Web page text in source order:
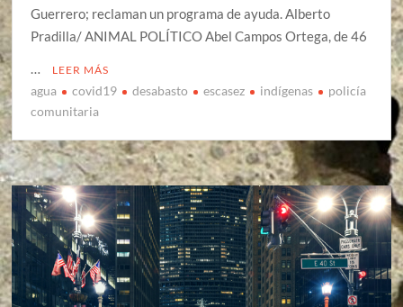
Guerrero; reclaman un programa de ayuda. Alberto
Pradilla/ ANIMAL POLÍTICO Abel Campos Ortega, de 46
…
LEER MÁS
agua covid19 desabasto escasez indígenas
policía
comunitaria